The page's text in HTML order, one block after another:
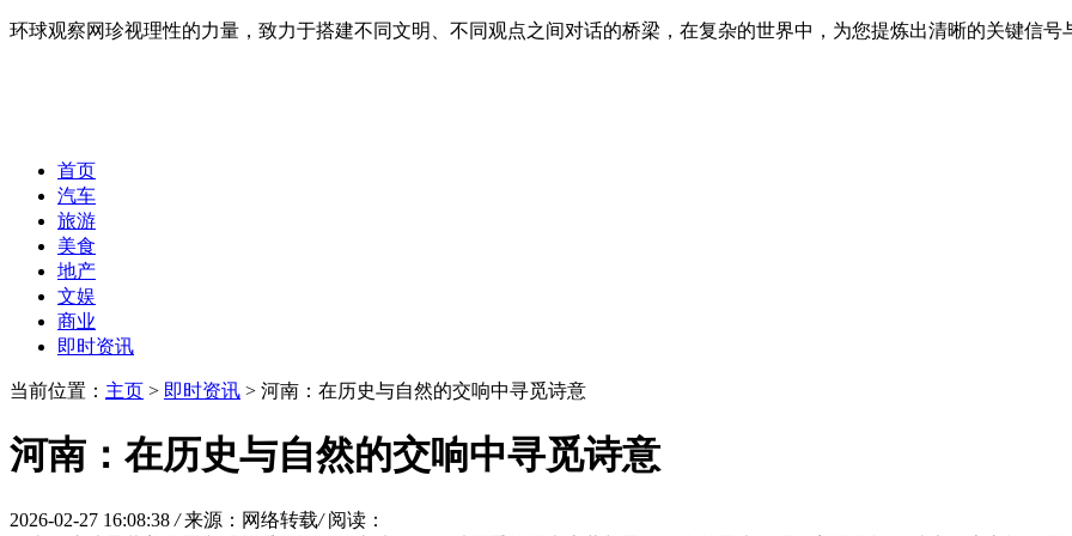
环球观察网珍视理性的力量，致力于搭建不同文明、不同观点之间对话的桥梁，在复杂的世界中，为您提炼出清晰的关键信号
首页
汽车
旅游
美食
地产
文娱
商业
即时资讯
当前位置： 主页 > 即时资讯 > 河南：在历史与自然的交响中寻觅诗意
河南：在历史与自然的交响中寻觅诗意
2026-02-27 16:08:38 / 来源：网络转载/ 阅读：